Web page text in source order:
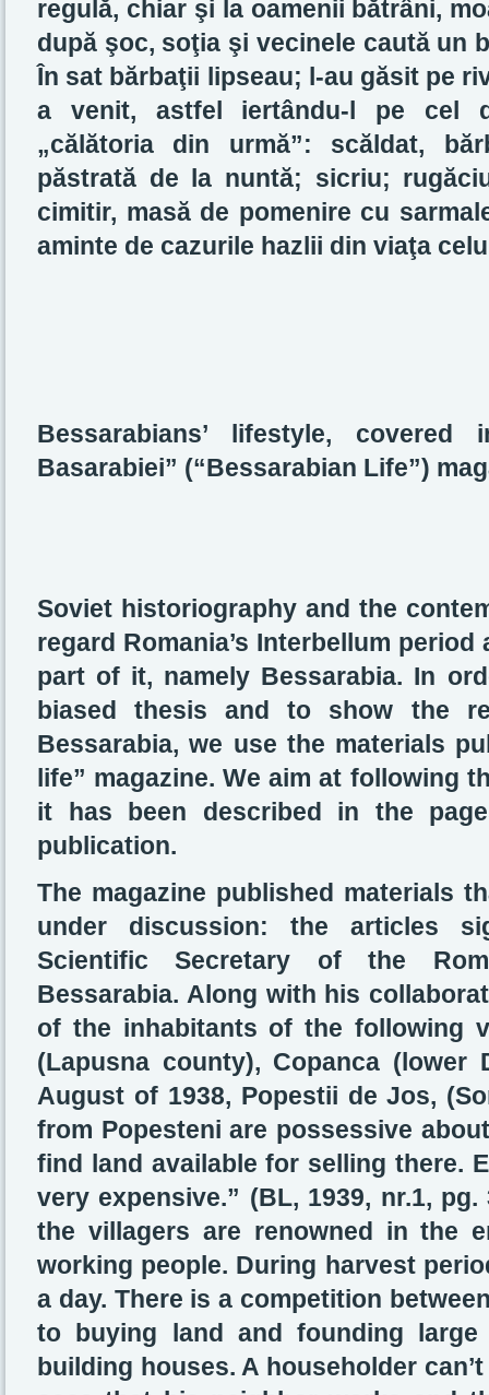
regulă, chiar şi la oamenii bătrâni,
după şoc, soţia şi vecinele caută un
În sat bărbaţii lipseau; l-au găsit pe
a venit, astfel iertându-l pe cel
„călătoria din urmă”: scăldat,
păstrată de la nuntă; sicriu;
cimitir, masă de pomenire cu
aminte de cazurile hazlii din viaţa
Bessarabians’ lifestyle,
Basarabiei” (“Bessarabian Life”)
Soviet historiography and the
regard Romania’s Interbellum
part of it, namely Bessarabia. In
biased thesis and to show the
Bessarabia, we use the materials
life” magazine. We aim at following
it has been described in the
publication.
The magazine published materials
under discussion: the articles
Scientific Secretary of the
Bessarabia. Along with his
of the inhabitants of the following
(Lapusna county), Copanca (lower
August of 1938, Popestii de Jos,
from Popesteni are possessive
find land available for selling there.
very expensive.” (BL, 1939, nr.1,
the villagers are renowned in the
working people. During harvest
a day. There is a competition
to buying land and founding large
building houses. A householder